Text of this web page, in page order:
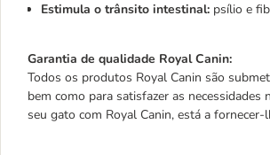
Estimula o trânsito intestinal: psílio e
Garantia de qualidade Royal Canin:
Todos os produtos Royal Canin são
bem como para satisfazer as
seu gato com Royal Canin, está a